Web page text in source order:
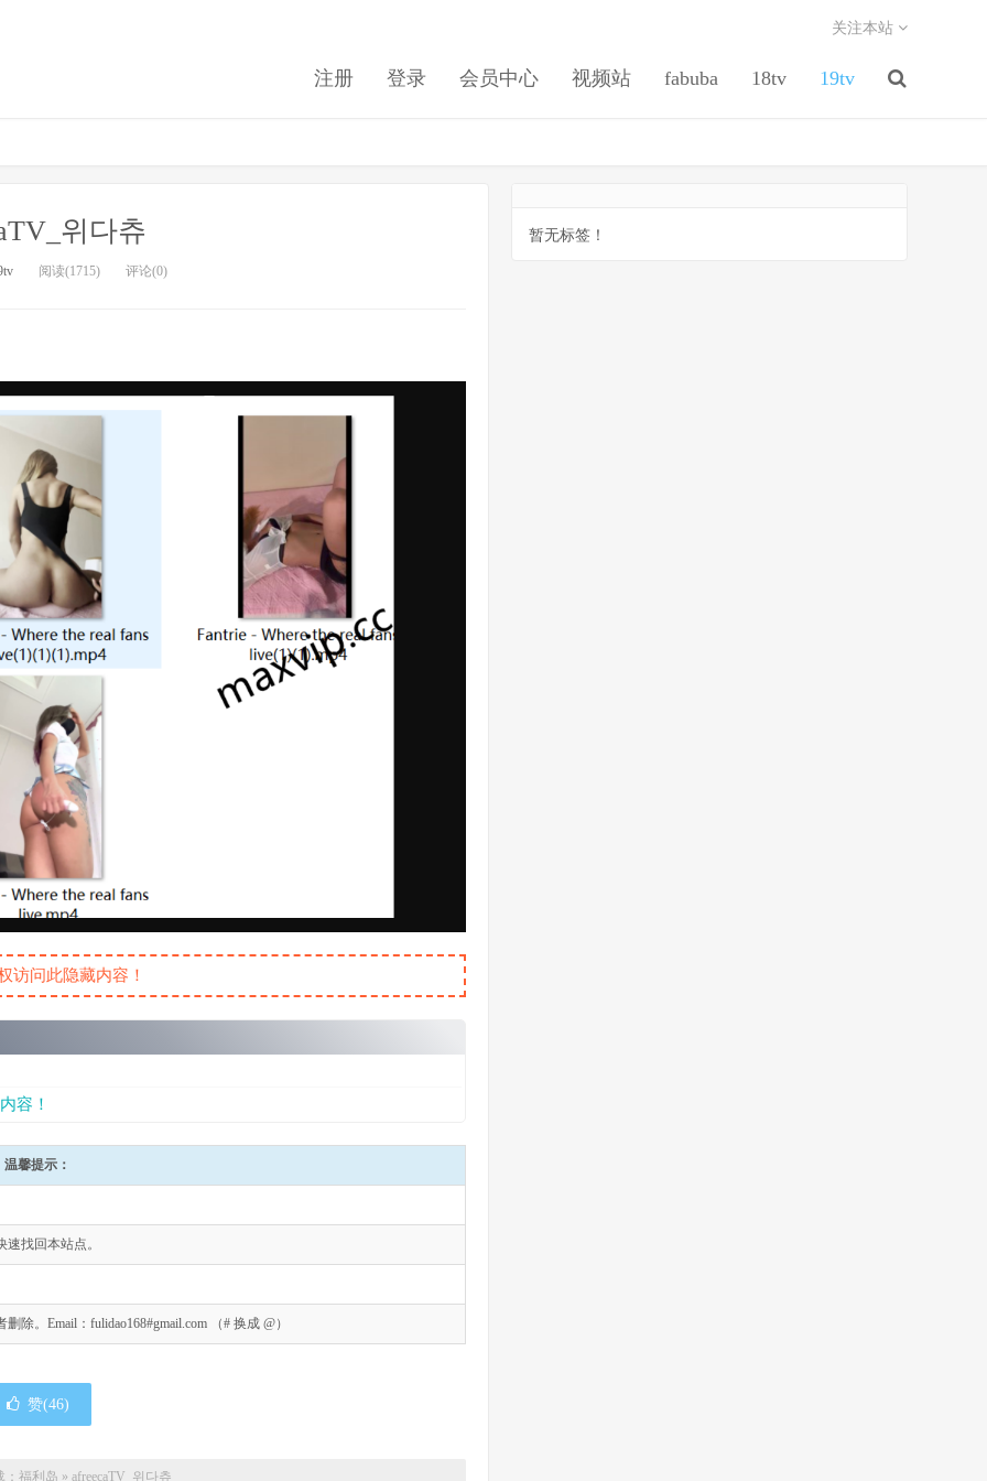
注册 登录 会员中心 视频站 fabuba 18tv 19tv
关注本站
위다츄
阅读(1715) 评论(0)
访问此隐藏内容！
容！
温馨提示：
找回本站点。
。Email：fulidao168#gmail.com （# 换成 @）
赞(46)
福利岛 » afreecaTV_위다츄
暂无标签！